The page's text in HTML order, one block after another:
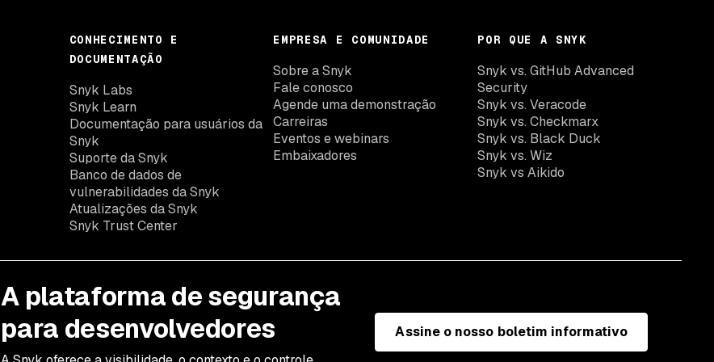
CONHECIMENTO E
DOCUMENTAÇÃO
Snyk Labs
Snyk Learn
Documentação para usuários da
Snyk
Suporte da Snyk
Banco de dados de
vulnerabilidades da Snyk
Atualizações da Snyk
Snyk Trust Center
EMPRESA E COMUNIDADE
Sobre a Snyk
Fale conosco
Agende uma demonstração
Carreiras
Eventos e webinars
Embaixadores
POR QUE A SNYK
Snyk vs. GitHub Advanced
Security
Snyk vs. Veracode
Snyk vs. Checkmarx
Snyk vs. Black Duck
Snyk vs. Wiz
Snyk vs Aikido
A plataforma de segurança
para desenvolvedores
Assine o nosso boletim informativo